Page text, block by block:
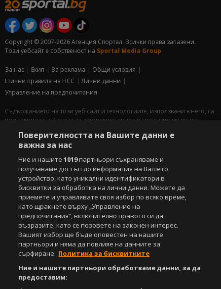
Copyright © 2007-2026 Агенция Спортал. Всички права запазени.
Този уебсайт е собственост на Sportal Media Group
За нас Екип За рекламa
Общи условия
Етични правила на НСС
Лични данни
Управление на предпочитания
Съдържанието на този уеб сайт и технологиите, използвани в него, са
под закрила на Закона за авторското право и сродните му права.
видео материали, публикувани в сайта, са собственост на Агенция
Спортал, освен ако изрично е посочено друго. Допуска се
публикуване на текстови материали само след писмено съгласие на
Агенция Спортал, посочване на източника и добавяне на линк към
www.sportal.bg. Използването на графични и видео материали,
публикувани в сайта, е строго забранено. Нарушителите ще бъдат
санкционирани с цялата строгост на закона.
СвалиБЕЗПЛАТНОТОприложение за:
Android
Powered by:
Поверителността на Вашите данни е
важна за нас
Ние и нашите1019партньори съхраняваме и
получаваме достъп до информация на Вашето
устройство, като уникални идентификатори в
бисквитки за обработка на лични данни. Можете да
приемете и управлявате своя избор по всяко време,
като щракнете върху „Управление на
предпочитания“, включително правото си да
възразите, като се позовете на законен интерес.
Вашият избор ще бъде оповестен на нашите
партньори и няма да повлияе на данните за
сърфиране. Политика за бисквитките
Ние и нашите партньори обработваме данни, за да
предоставим: